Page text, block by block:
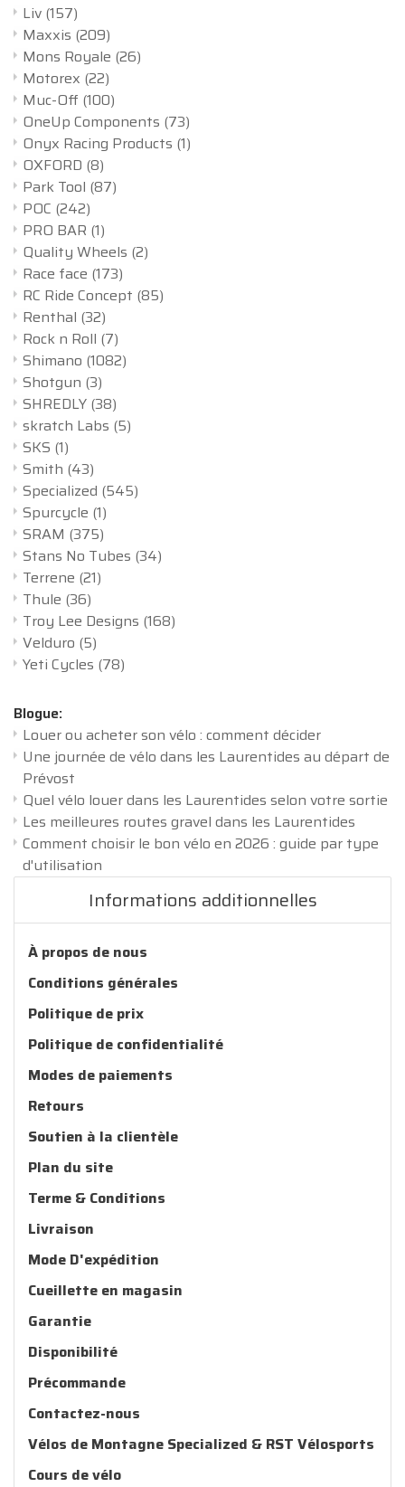
Liv (157)
Maxxis (209)
Mons Royale (26)
Motorex (22)
Muc-Off (100)
OneUp Components (73)
Onyx Racing Products (1)
OXFORD (8)
Park Tool (87)
POC (242)
PRO BAR (1)
Quality Wheels (2)
Race face (173)
RC Ride Concept (85)
Renthal (32)
Rock n Roll (7)
Shimano (1082)
Shotgun (3)
SHREDLY (38)
skratch Labs (5)
SKS (1)
Smith (43)
Specialized (545)
Spurcycle (1)
SRAM (375)
Stans No Tubes (34)
Terrene (21)
Thule (36)
Troy Lee Designs (168)
Velduro (5)
Yeti Cycles (78)
Blogue:
Louer ou acheter son vélo : comment décider
Une journée de vélo dans les Laurentides au départ de
Prévost
Quel vélo louer dans les Laurentides selon votre sortie
Les meilleures routes gravel dans les Laurentides
Comment choisir le bon vélo en 2026 : guide par type
d'utilisation
Informations additionnelles
À propos de nous
Conditions générales
Politique de prix
Politique de confidentialité
Modes de paiements
Retours
Soutien à la clientèle
Plan du site
Terme & Conditions
Livraison
Mode D'expédition
Cueillette en magasin
Garantie
Disponibilité
Précommande
Contactez-nous
Vélos de Montagne Specialized & RST Vélosports
Cours de vélo